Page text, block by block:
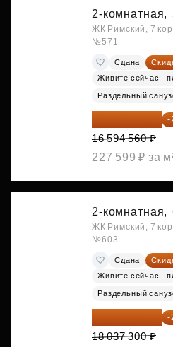
2-комнатная,
ЖК Римский, 7
№571
Сдана
Живите сейчас -
Раздельный
13 109 702 ₽ -
16 594 560 ₽
227 599 ₽ за
2-комнатная,
ЖК Римский, 7
№603
Сдана
Живите сейчас -
Раздельный
14 249 467 ₽ -
18 037 300 ₽